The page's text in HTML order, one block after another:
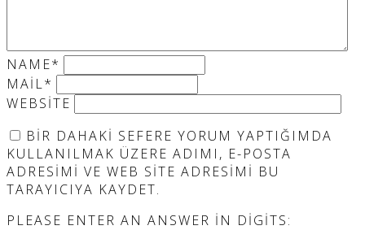
NAME*
MAIL*
WEBSITE
BIR DAHAKI SEFERE YORUM YAPTIĞIMDA
KULLANILMAK ÜZERE ADIMI, E-POSTA
ADRESIMI VE WEB SITE ADRESIMI BU
TARAYICIYA KAYDET.
PLEASE ENTER AN ANSWER IN DIGITS: